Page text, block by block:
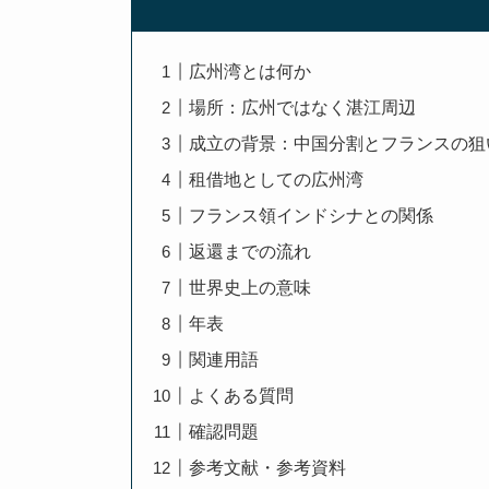
広州湾とは何か
場所：広州ではなく湛江周辺
成立の背景：中国分割とフランスの狙
租借地としての広州湾
フランス領インドシナとの関係
返還までの流れ
世界史上の意味
年表
関連用語
よくある質問
確認問題
参考文献・参考資料